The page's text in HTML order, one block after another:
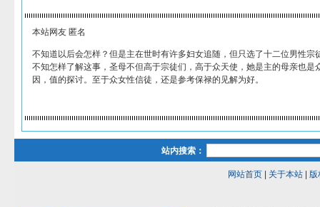
本站网友 匿名
不知道以后会怎样？但是主在世时有许多妇女追随，但只选了十二位男性宗
不知怎样了解这事，圣母不但高于宗徒们，高于众天使，她是主的母亲也是
因，值的探讨。至于众女性信徒，还是参考保禄的见解为好。
站内搜索：
网站首页| 关于本站| 版